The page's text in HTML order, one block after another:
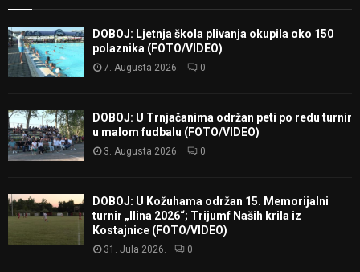
DOBOJ: Ljetnja škola plivanja okupila oko 150
polaznika (FOTO/VIDEO)
7. Augusta 2026. 0
DOBOJ: U Trnjačanima održan peti po redu turnir
u malom fudbalu (FOTO/VIDEO)
3. Augusta 2026. 0
DOBOJ: U Kožuhama održan 15. Memorijalni
turnir „Ilina 2026“; Trijumf Naših krila iz
Kostajnice (FOTO/VIDEO)
31. Jula 2026. 0